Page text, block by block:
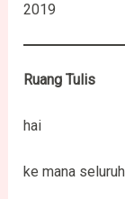
2019
Ruang Tulis
hai
ke mana